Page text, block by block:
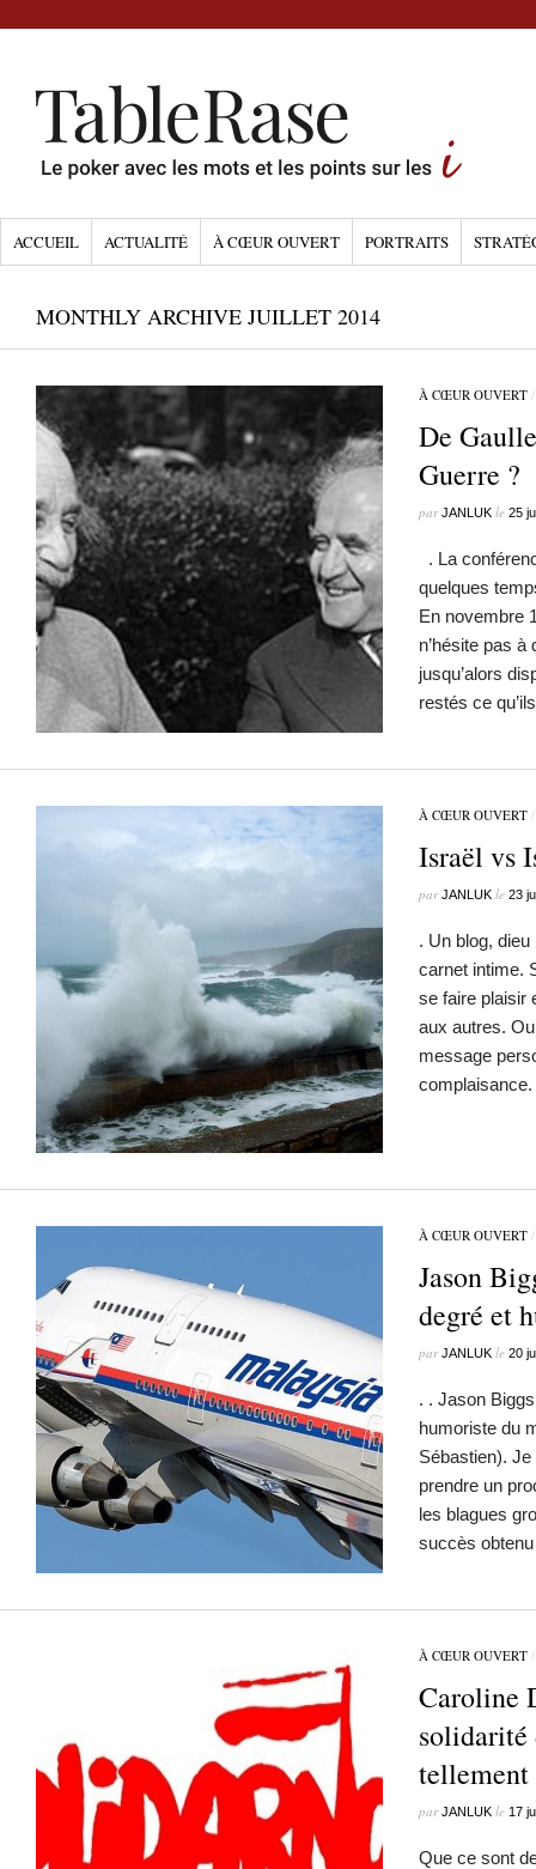
ACCUEIL ACTUALITÉ À CŒUR OUVERT PORTRAITS
MONTHLY ARCHIVE JUILLET 2014
À CŒUR OUVERT
De
Guerre ?
parJANLUK le 25
. La
quelques
En novembre
n’hésite pas
jusqu’alors
restés ce
À CŒUR OUVERT
Israël vs
parJANLUK le 23
. Un blog,
carnet intime.
se faire plaisir
aux autres.
message
À CŒUR OUVERT
Jason
degré et
parJANLUK le 20
. . Jason
humoriste du
Sébastien).
prendre un
les blagues
succès
À CŒUR OUVERT
Caroline
solidarité
parJANLUK le 17
Que ce sont